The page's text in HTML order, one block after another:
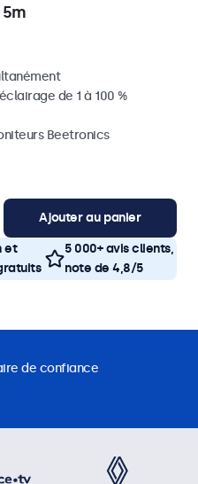
de 1 à 100 %
Beetronics
Ajouter au panier
et
5 000+ avis clients,
note de 4,8/5
de confiance